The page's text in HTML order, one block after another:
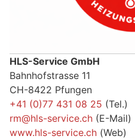
HLS-Service GmbH
Bahnhofstrasse 11
CH-8422 Pfungen
+41 (0)77 431 08 25 (Tel.)
rm@hls-service.ch (E-Mail)
www.hls-service.ch (Web)